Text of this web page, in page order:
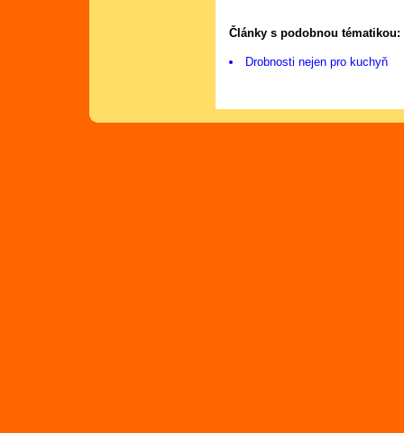
Články s podobnou tématikou:
Drobnosti nejen pro kuchyň